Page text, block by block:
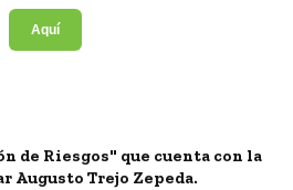
Aquí
de Riesgos" que cuenta con la
Augusto Trejo Zepeda.